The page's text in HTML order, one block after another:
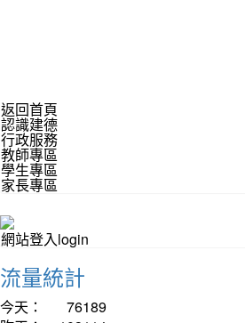
返回首頁
認識建德
行政服務
教師專區
學生專區
家長專區
網站登入login
流量統計
今天：
76189